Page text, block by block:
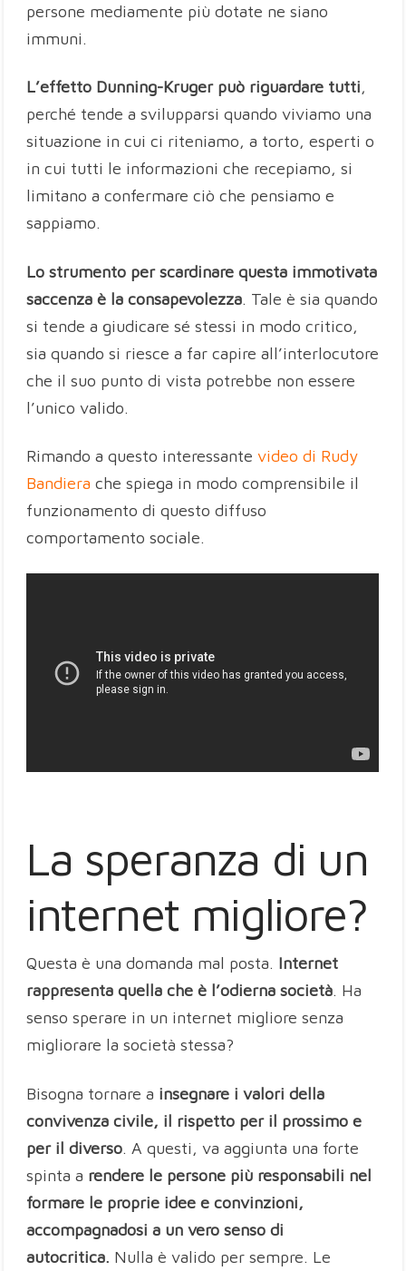
persone mediamente più dotate ne siano
immuni.
L’effetto Dunning-Kruger può riguardare tutti,
perché tende a svilupparsi quando viviamo una
situazione in cui ci riteniamo, a torto, esperti o
in cui tutti le informazioni che recepiamo, si
limitano a confermare ciò che pensiamo e
sappiamo.
Lo strumento per scardinare questa immotivata
saccenza è la consapevolezza. Tale è sia quando
si tende a giudicare sé stessi in modo critico,
sia quando si riesce a far capire all’interlocutore
che il suo punto di vista potrebbe non essere
l’unico valido.
Rimando a questo interessantevideo di Rudy
Bandiera che spiega in modo comprensibile il
funzionamento di questo diffuso
comportamento sociale.
La speranza di un
internet migliore?
Questa è una domanda mal posta. Internet
rappresenta quella che è l’odierna società. Ha
senso sperare in un internet migliore senza
migliorare la società stessa?
Bisogna tornare a insegnare i valori della
convivenza civile, il rispetto per il prossimo e
per il diverso. A questi, va aggiunta una forte
spinta a rendere le persone più responsabili nel
formare le proprie idee e convinzioni,
accompagnadosi a un vero senso di
autocritica. Nulla è valido per sempre. Le